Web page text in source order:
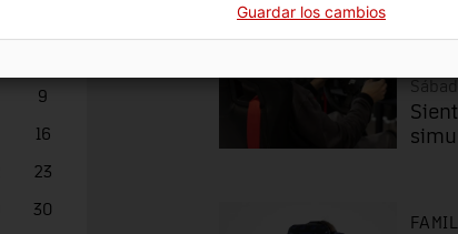
9
16
23
30
Guardar los cambios